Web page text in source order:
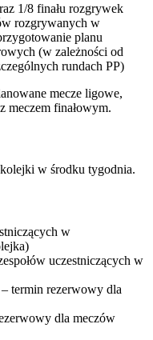
1/8 finału rozgrywek
rozgrywanych w
planu
(w zależności od
rundach PP)
mecze ligowe,
meczem finałowym.
w środku tygodnia.
w
uczestniczących w
termin rezerwowy dla
dla meczów